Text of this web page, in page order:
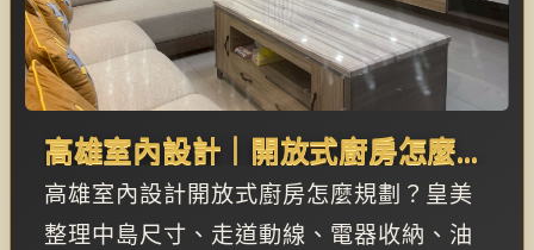
高雄室內設計｜開放式廚房怎麼規
劃？中島、收納與走道動線重點
高雄室內設計開放式廚房怎麼規劃？皇美
整理中島尺寸、走道動線、電器收納、油